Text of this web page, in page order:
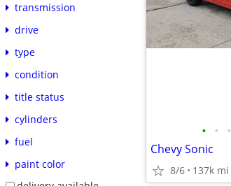
transmission
drive
type
condition
title status
cylinders
fuel
paint color
• • •
Chevy Sonic
8/6 137k mi